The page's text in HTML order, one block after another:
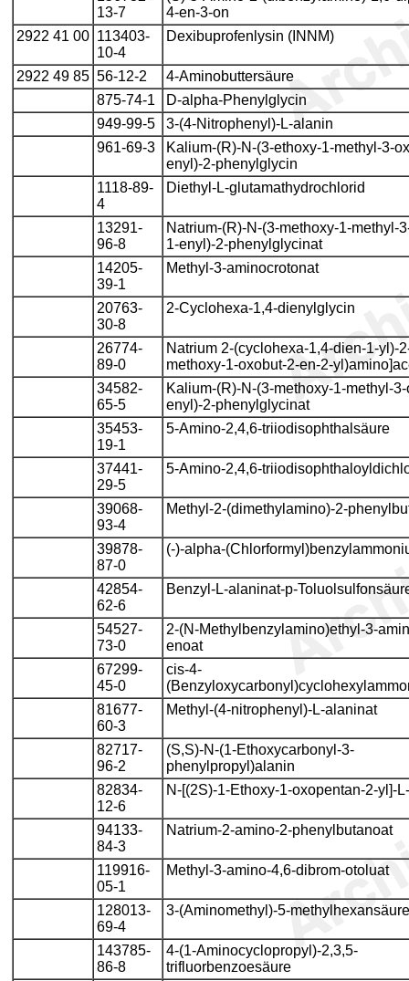
13-7
4-en-3-on
2922 41 00 113403-
10-4
Dexibuprofenlysin (INNM)
2922 49 85 56-12-2
4-Aminobuttersäure
875-74-1
D-alpha-Phenylglycin
949-99-5
3-(4-Nitrophenyl)-L-alanin
961-69-3
Kalium-(R)-N-(3-ethoxy-1-methyl-3-
enyl)-2-phenylglycin
1118-89-
4
Diethyl-L-glutamathydrochlorid
13291-
96-8
Natrium-(R)-N-(3-methoxy-1-methyl-
1-enyl)-2-phenylglycinat
14205-
39-1
Methyl-3-aminocrotonat
20763-
30-8
2-Cyclohexa-1,4-dienylglycin
26774-
89-0
Natrium 2-(cyclohexa-1,4-dien-1-yl)-
methoxy-1-oxobut-2-en-2-
34582-
65-5
Kalium-(R)-N-(3-methoxy-1-methyl-
enyl)-2-phenylglycinat
35453-
19-1
5-Amino-2,4,6-triiodisophthalsäure
37441-
29-5
5-Amino-2,4,6-
39068-
93-4
Methyl-2-(dimethylamino)-2-
39878-
87-0
(-)-alpha-
42854-
62-6
Benzyl-L-alaninat-p-
54527-
73-0
2-(N-Methylbenzylamino)ethyl-3-
enoat
67299-
45-0
cis-4-
81677-
60-3
Methyl-(4-nitrophenyl)-L-alaninat
82717-
96-2
(S,S)-N-(1-Ethoxycarbonyl-3-
phenylpropyl)alanin
82834-
12-6
N-[(2S)-1-Ethoxy-1-oxopentan-2-yl]-
94133-
84-3
Natrium-2-amino-2-phenylbutanoat
119916-
05-1
Methyl-3-amino-4,6-dibrom-otoluat
128013-
69-4
3-(Aminomethyl)-5-methylhexansäure
143785-
86-8
4-(1-Aminocyclopropyl)-2,3,5-
trifluorbenzoesäure